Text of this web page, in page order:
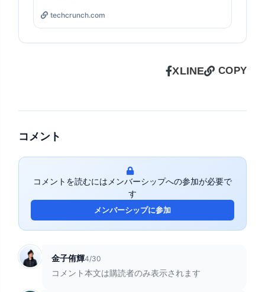
techcrunch.com
XLINE COPY
コメント
コメントを読むにはメンバーシップへの参加が必要で
す
メンバーシップに参加
金子侑輝4/30
コメント本文は購読者のみ表示されます